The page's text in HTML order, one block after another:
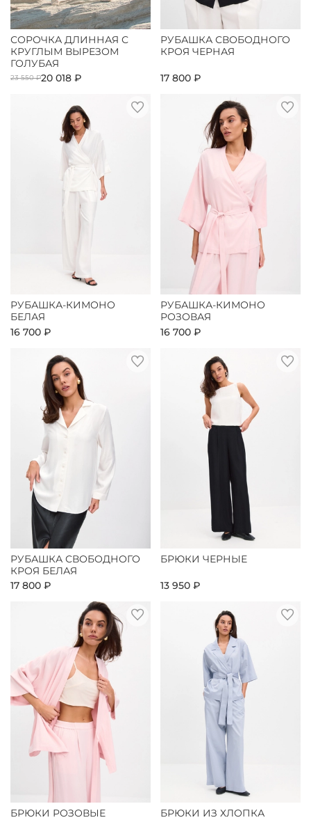
СОРОЧКА ДЛИННАЯ С
КРУГЛЫМ ВЫРЕЗОМ
ГОЛУБАЯ
23 550 ₽20 018 ₽
РУБАШКА СВОБОДНОГО
КРОЯ ЧЕРНАЯ
17 800 ₽
РУБАШКА-КИМОНО
БЕЛАЯ
16 700 ₽
РУБАШКА-КИМОНО
РОЗОВАЯ
16 700 ₽
РУБАШКА СВОБОДНОГО
КРОЯ БЕЛАЯ
17 800 ₽
БРЮКИ ЧЕРНЫЕ
13 950 ₽
БРЮКИ РОЗОВЫЕ
БРЮКИ ИЗ ХЛОПКА